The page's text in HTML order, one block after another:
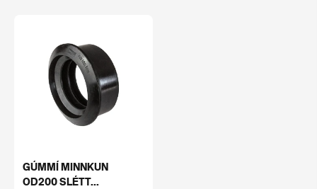
GÚMMÍ MINNKUN
OD200 SLÉTT...